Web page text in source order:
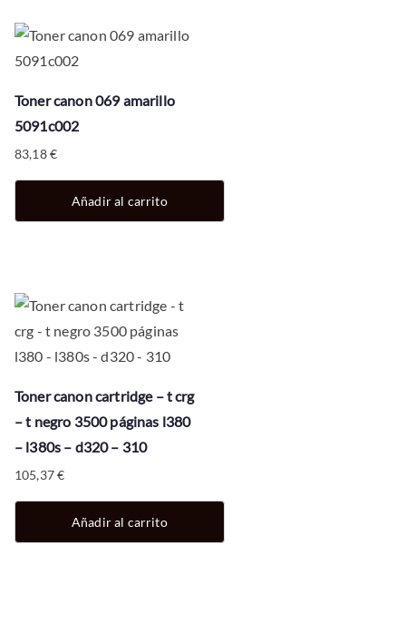
Toner canon 069 amarillo
5091c002
83,18€
Añadir al carrito
Toner canon cartridge – t crg
– t negro 3500 páginas l380
– l380s – d320 – 310
105,37€
Añadir al carrito